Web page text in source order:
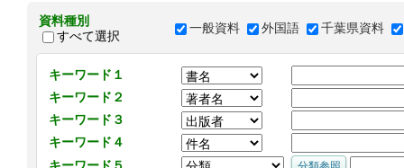
資料種別
すべて選択
一般資料 外国語 千葉県資料
キーワード１
キーワード２
キーワード３
キーワード４